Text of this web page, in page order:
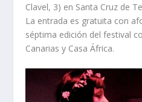
Clavel, 3) en Santa Cruz de
La entrada es gratuita con
séptima edición del festival
Canarias y Casa África.